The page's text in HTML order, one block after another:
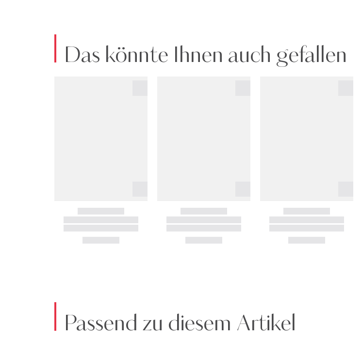
Das könnte Ihnen auch gefallen
Passend zu diesem Artikel